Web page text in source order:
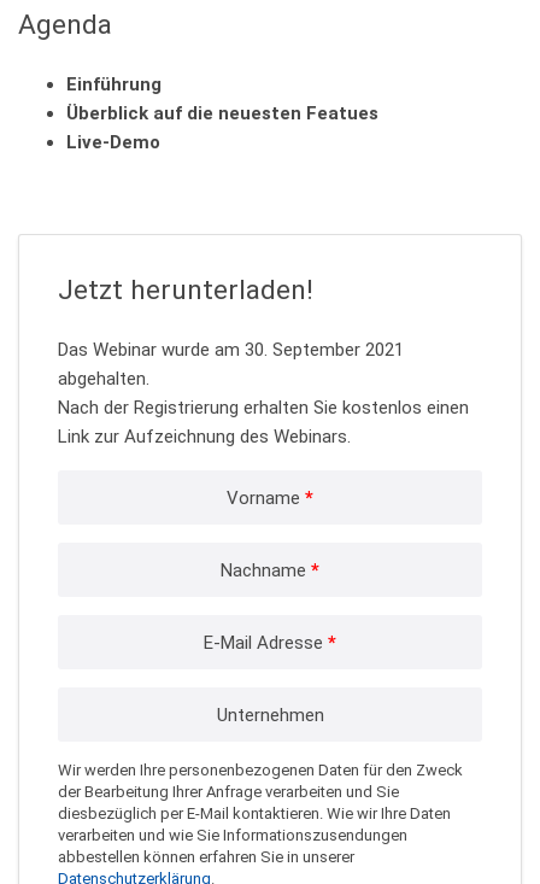
Agenda
Einführung
Überblick auf die neuesten Featues
Live-Demo
Jetzt herunterladen!
Das Webinar wurde am 30. September 2021
abgehalten.
Nach der Registrierung erhalten Sie kostenlos einen
Link zur Aufzeichnung des Webinars.
Vorname *
Nachname *
E-Mail Adresse *
Unternehmen
Wir werden Ihre personenbezogenen Daten für den Zweck
der Bearbeitung Ihrer Anfrage verarbeiten und Sie
diesbezüglich per E-Mail kontaktieren. Wie wir Ihre Daten
verarbeiten und wie Sie Informationszusendungen
abbestellen können erfahren Sie in unserer
Datenschutzerklärung